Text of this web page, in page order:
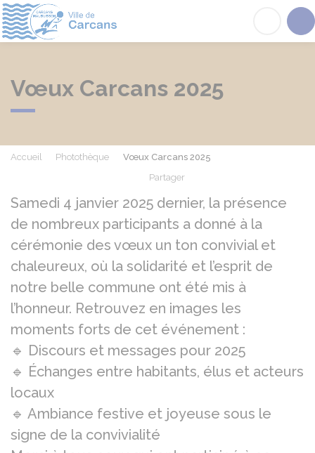
Vœux Carcans 2025
Accueil Photothèque
Vœux Carcans 2025
Partager
Samedi 4 janvier 2025 dernier, la présence
de nombreux participants a donné à la
cérémonie des vœux un ton convivial et
chaleureux, où la solidarité et l’esprit de
notre belle commune ont été mis à
l’honneur. Retrouvez en images les
moments forts de cet événement :
🔹 Discours et messages pour 2025
🔹 Échanges entre habitants, élus et acteurs
locaux
🔹 Ambiance festive et joyeuse sous le
signe de la convivialité